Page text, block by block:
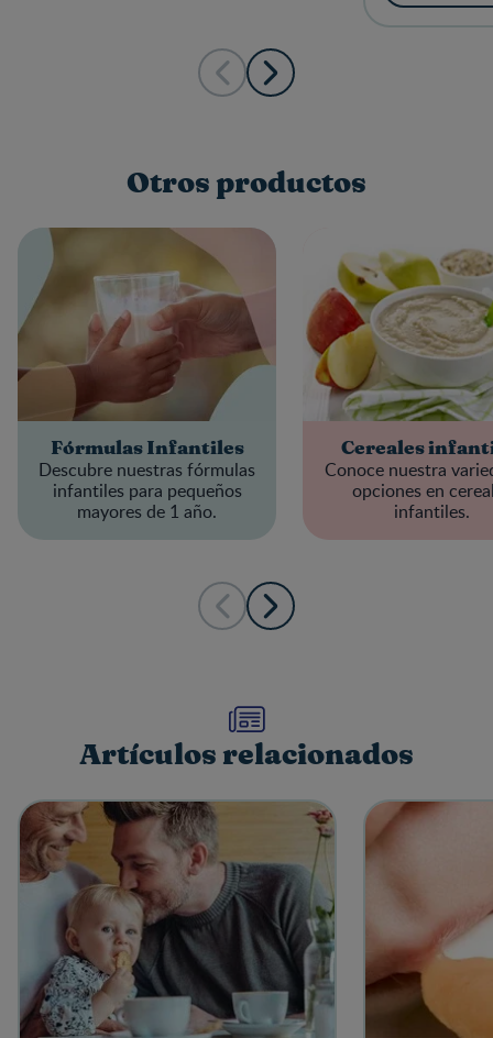
Otros productos
Fórmulas Infantiles
Descubre nuestras fórmulas
infantiles para pequeños
mayores de 1 año.
Cereales
Conoce nuestra
opciones en
infantiles.
Artículos relacionados